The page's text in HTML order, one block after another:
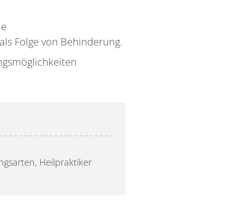
Folge von Behinderung.
Heilpraktiker